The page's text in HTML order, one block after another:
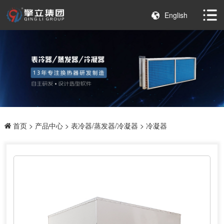
English
首页> 产品中心> 表冷器/蒸发器/冷凝器 > 冷凝器